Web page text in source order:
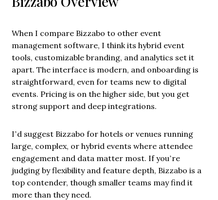
When I compare Bizzabo to other event
management software, I think its hybrid event
tools, customizable branding, and analytics set it
apart. The interface is modern, and onboarding is
straightforward, even for teams new to digital
events. Pricing is on the higher side, but you get
strong support and deep integrations.
I’d suggest Bizzabo for hotels or venues running
large, complex, or hybrid events where attendee
engagement and data matter most. If you’re
judging by flexibility and feature depth, Bizzabo is a
top contender, though smaller teams may find it
more than they need.